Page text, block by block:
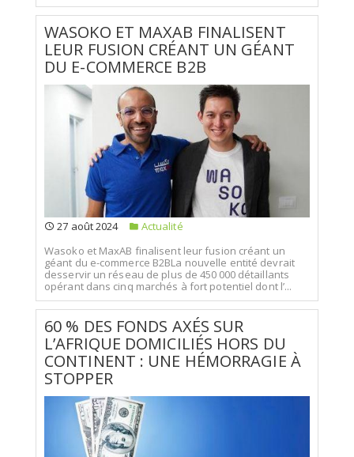
WASOKO ET MAXAB FINALISENT
LEUR FUSION CRÉANT UN GÉANT
DU E-COMMERCE B2B
27 août 2024
Actualité
Wasoko et MaxAB finalisent leur fusion créant un
géant du e-commerce B2BLa nouvelle entité devrait
desservir un réseau de plus de 450 000 détaillants
opérant dans cinq marchés à fort potentiel dont l’...
60 % DES FONDS AXÉS SUR
L’AFRIQUE DOMICILIÉS HORS DU
CONTINENT : UNE HÉMORRAGIE À
STOPPER